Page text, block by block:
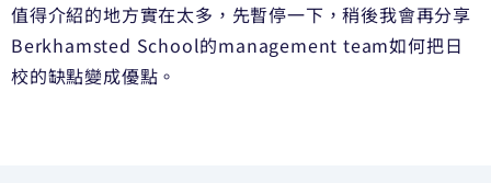
值得介紹的地方實在太多，先暫停一下，稍後我會再分享
Berkhamsted School的management team如何把日
校的缺點變成優點。